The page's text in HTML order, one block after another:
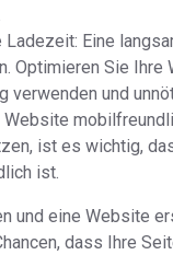
Eine
Optimieren Sie
verwenden und
ist es wichtig,
ist.
und eine Website
dass Ihre